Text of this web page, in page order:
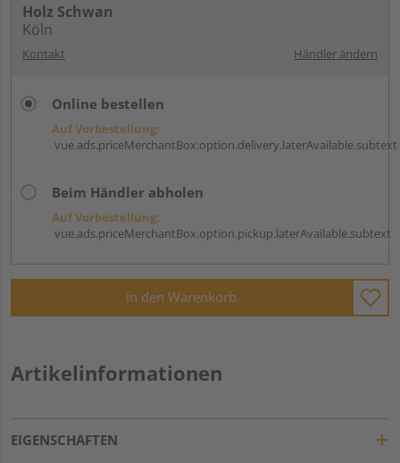
Holz Schwan
Köln
Kontakt Händler ändern
Online bestellen
Auf Vorbestellung:
vue.ads.priceMerchantBox.option.delivery.laterAvailable.subtext
Beim Händler abholen
Auf Vorbestellung:
vue.ads.priceMerchantBox.option.pickup.laterAvailable.subtext
In den Warenkorb
Artikelinformationen
EIGENSCHAFTEN